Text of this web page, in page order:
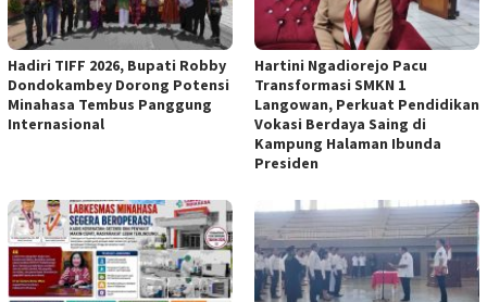
Hadiri TIFF 2026, Bupati Robby
Dondokambey Dorong Potensi
Minahasa Tembus Panggung
Internasional
Hartini Ngadiorejo Pacu
Transformasi SMKN 1
Langowan, Perkuat Pendidikan
Vokasi Berdaya Saing di
Kampung Halaman Ibunda
Presiden